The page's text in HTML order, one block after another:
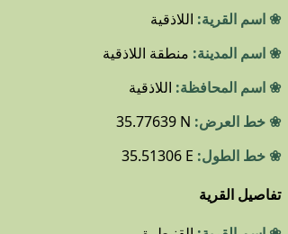
❀ اسم القرية: اللاذقية
❀ اسم المدينة: منطقة اللاذقية
❀ اسم المحافظة: اللاذقية
❀ خط العرض: 35.77639 N
❀ خط الطول: 35.51306 E
تفاصيل القرية